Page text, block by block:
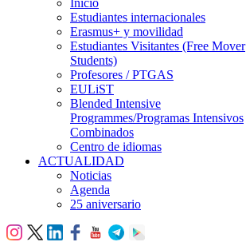
Estudiantes internacionales
Erasmus+ y movilidad
Estudiantes Visitantes (Free Mover
Students)
Profesores / PTGAS
EULiST
Blended Intensive
Programmes/Programas Intensivos
Combinados
Centro de idiomas
ACTUALIDAD
Noticias
Agenda
25 aniversario